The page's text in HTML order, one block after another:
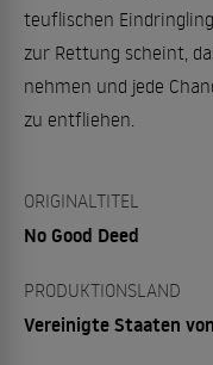
teuflischen
zur Rettung scheint,
nehmen und jede
zu entfliehen.
ORIGINALTITEL
No Good Deed
PRODUKTIONSLAND
Vereinigte Staaten